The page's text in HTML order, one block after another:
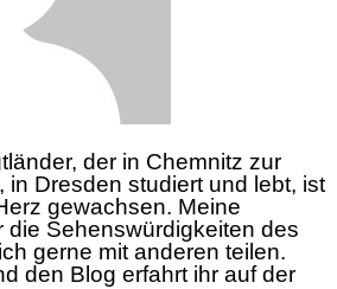
der in Chemnitz zur
in Dresden studiert und lebt, ist
gewachsen. Meine
die Sehenswürdigkeiten des
gerne mit anderen teilen.
den Blog erfahrt ihr auf der